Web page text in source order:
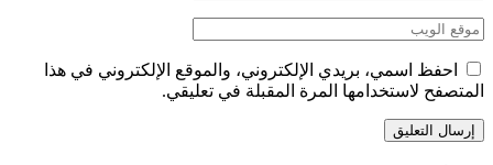
احفظ اسمي، بريدي الإلكتروني، والموقع الإلكتروني في هذا
المتصفح لاستخدامها المرة المقبلة في تعليقي.